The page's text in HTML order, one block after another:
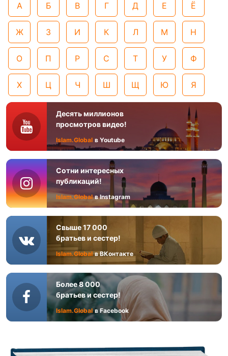
А Б В Г Д Е Ё
Ж З И К Л М Н
О П Р С Т У Ф
Х Ц Ч Ш Щ Ю Я
Десять миллионов
просмотров видео!
Islam.Global в Youtube
Сотни интересных
публикаций!
Islam.Global в Instagram
Свыше 17 000
братьев и сестер!
Islam.Global в ВКонтакте
Более 8 000
братьев и сестер!
Islam.Global в Facebook